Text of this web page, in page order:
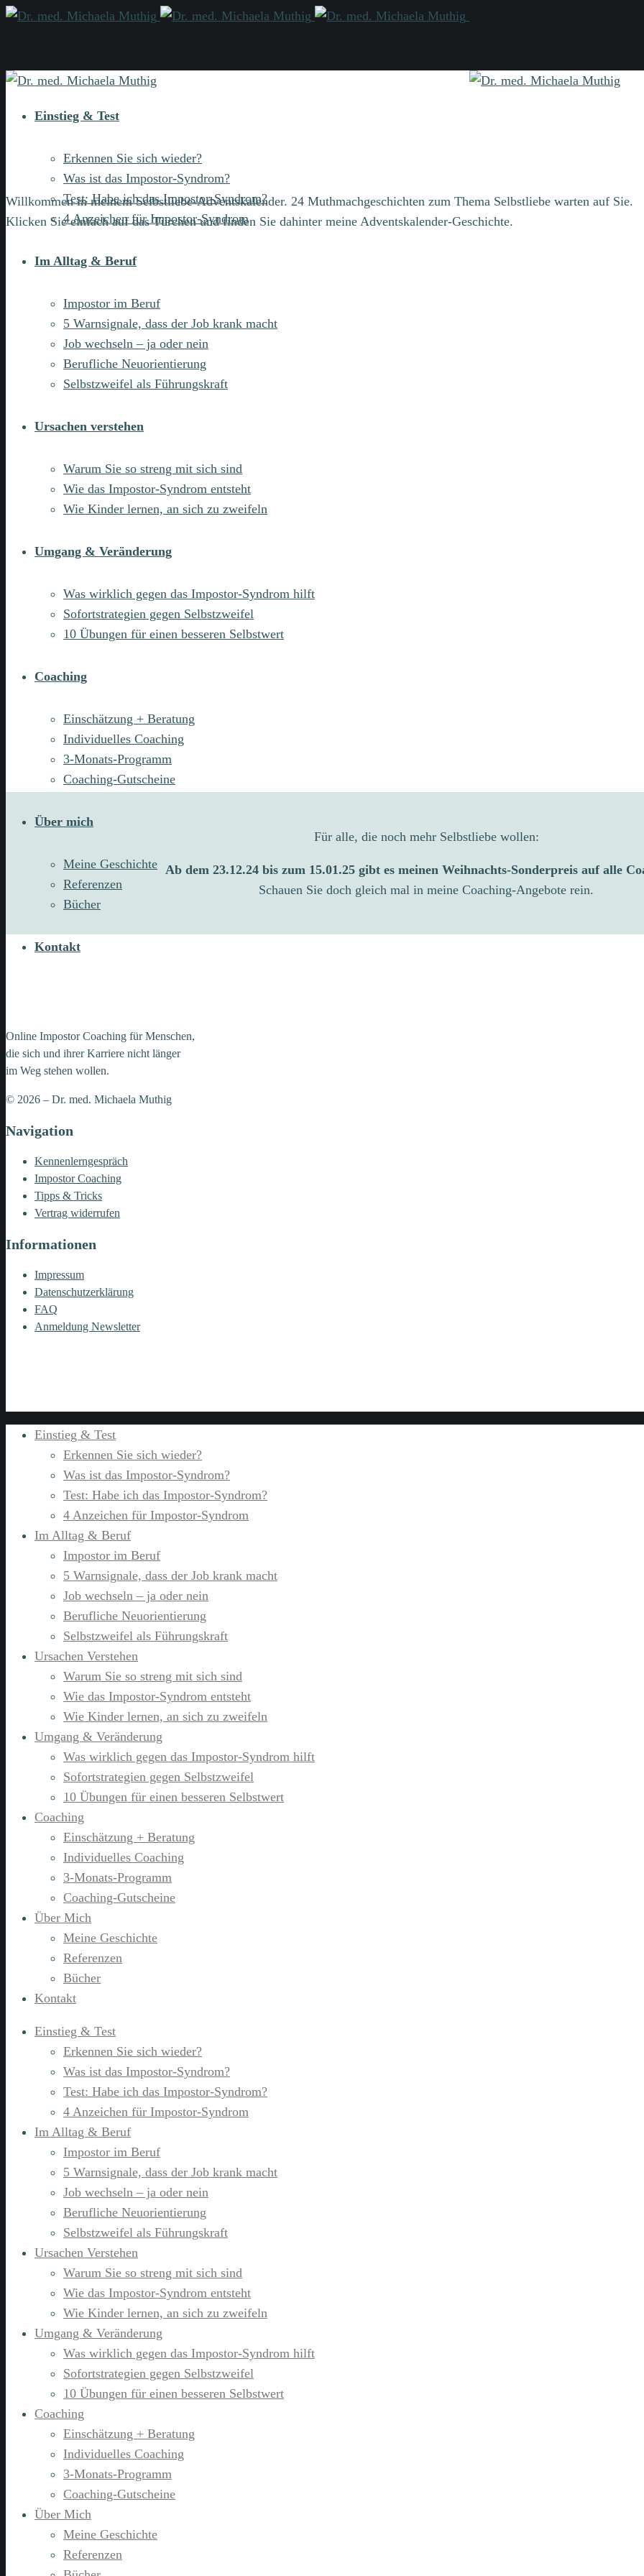
Einstieg & Test
Erkennen Sie sich wieder?
Was ist das Impostor-Syndrom?
Test: Habe ich das Impostor-Syndrom?
4 Anzeichen für Impostor-Syndrom
Im Alltag & Beruf
Impostor im Beruf
5 Warnsignale, dass der Job krank macht
Job wechseln – ja oder nein
Berufliche Neuorientierung
Selbstzweifel als Führungskraft
Ursachen verstehen
Warum Sie so streng mit sich sind
Wie das Impostor-Syndrom entsteht
Wie Kinder lernen, an sich zu zweifeln
Umgang & Veränderung
Was wirklich gegen das Impostor-Syndrom hilft
Sofortstrategien gegen Selbstzweifel
10 Übungen für einen besseren Selbstwert
Coaching
Einschätzung + Beratung
Individuelles Coaching
3-Monats-Programm
Coaching-Gutscheine
Über mich
Meine Geschichte
Referenzen
Bücher
Kontakt
Willkommen in meinem Selbstliebe-Adventskalender. 24 Muthmachgeschichten zum Thema Selbstliebe warten auf Sie.
Klicken Sie einfach auf das Türchen und finden Sie dahinter meine Adventskalender-Geschichte.
Für alle, die noch mehr Selbstliebe wollen:
Ab dem 23.12.24 bis zum 15.01.25 gibt es meinen Weihnachts-Sonderpreis auf alle
Schauen Sie doch gleich mal in meine Coaching-Angebote rein.
Online Impostor Coaching für Menschen,
die sich und ihrer Karriere nicht länger
im Weg stehen wollen.
© 2026 – Dr. med. Michaela Muthig
Navigation
Kennenlerngespräch
Impostor Coaching
Tipps & Tricks
Vertrag widerrufen
Informationen
Impressum
Datenschutzerklärung
FAQ
Anmeldung Newsletter
Einstieg & Test
Erkennen Sie sich wieder?
Was ist das Impostor-Syndrom?
Test: Habe ich das Impostor-Syndrom?
4 Anzeichen für Impostor-Syndrom
Im Alltag & Beruf
Impostor im Beruf
5 Warnsignale, dass der Job krank macht
Job wechseln – ja oder nein
Berufliche Neuorientierung
Selbstzweifel als Führungskraft
Ursachen Verstehen
Warum Sie so streng mit sich sind
Wie das Impostor-Syndrom entsteht
Wie Kinder lernen, an sich zu zweifeln
Umgang & Veränderung
Was wirklich gegen das Impostor-Syndrom hilft
Sofortstrategien gegen Selbstzweifel
10 Übungen für einen besseren Selbstwert
Coaching
Einschätzung + Beratung
Individuelles Coaching
3-Monats-Programm
Coaching-Gutscheine
Über Mich
Meine Geschichte
Referenzen
Bücher
Kontakt
Einstieg & Test
Erkennen Sie sich wieder?
Was ist das Impostor-Syndrom?
Test: Habe ich das Impostor-Syndrom?
4 Anzeichen für Impostor-Syndrom
Im Alltag & Beruf
Impostor im Beruf
5 Warnsignale, dass der Job krank macht
Job wechseln – ja oder nein
Berufliche Neuorientierung
Selbstzweifel als Führungskraft
Ursachen Verstehen
Warum Sie so streng mit sich sind
Wie das Impostor-Syndrom entsteht
Wie Kinder lernen, an sich zu zweifeln
Umgang & Veränderung
Was wirklich gegen das Impostor-Syndrom hilft
Sofortstrategien gegen Selbstzweifel
10 Übungen für einen besseren Selbstwert
Coaching
Einschätzung + Beratung
Individuelles Coaching
3-Monats-Programm
Coaching-Gutscheine
Über Mich
Meine Geschichte
Referenzen